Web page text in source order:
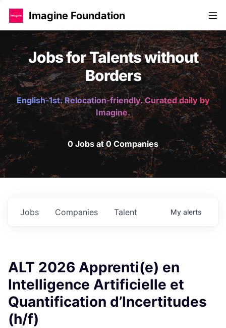
Imagine Foundation
Jobs for Talents without
Borders
English-1st. Relocation-friendly. Curated daily by
Imagine.
0 Jobs at 0 Companies
Jobs Companies Talent My alerts
ALT 2026 Apprenti(e) en
Intelligence Artificielle et
Quantification d’Incertitudes
(h/f)